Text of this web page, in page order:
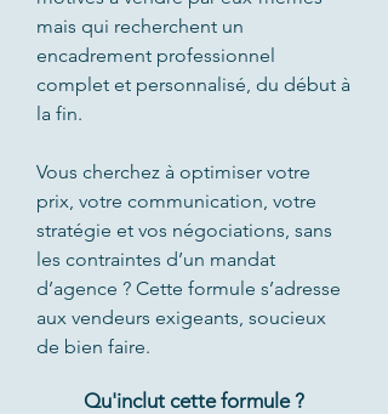
mais qui recherchent un
encadrement professionnel
complet et personnalisé, du début à
la fin.
Vous cherchez à optimiser votre
prix, votre communication, votre
stratégie et vos négociations, sans
les contraintes d’un mandat
d’agence ? Cette formule s’adresse
aux vendeurs exigeants, soucieux
de bien faire.
Qu'inclut cette formule ?